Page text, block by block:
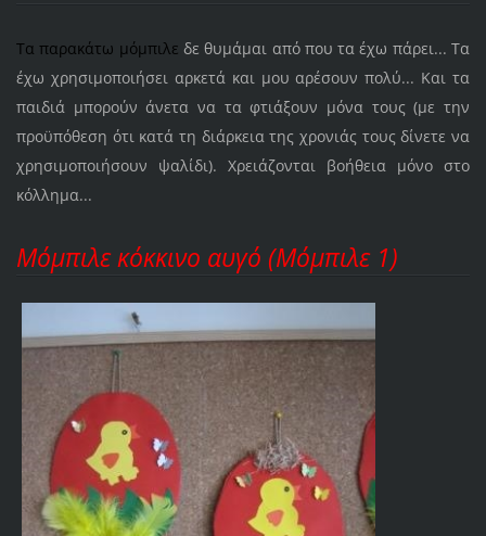
Τα παρακάτω μόμπιλε δε θυμάμαι από που τα έχω πάρει... Τα
έχω χρησιμοποιήσει αρκετά και μου αρέσουν πολύ... Και τα
παιδιά μπορούν άνετα να τα φτιάξουν μόνα τους (με την
προϋπόθεση ότι κατά τη διάρκεια της χρονιάς τους δίνετε να
χρησιμοποιήσουν ψαλίδι). Χρειάζονται βοήθεια μόνο στο
κόλλημα...
Μόμπιλε κόκκινο αυγό (Μόμπιλε 1)